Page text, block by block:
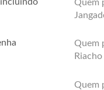
Quem
Quem
Quem